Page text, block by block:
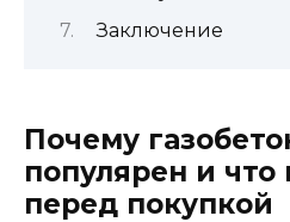
Заключение
Почему
популярен и что
перед покупкой